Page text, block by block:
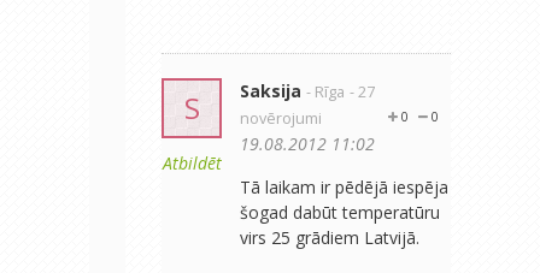
S
Atbildēt
Saksija - Rīga - 27
novērojumi
0
0
19.08.2012 11:02
Tā laikam ir pēdējā iespēja
šogad dabūt temperatūru
virs 25 grādiem Latvijā.